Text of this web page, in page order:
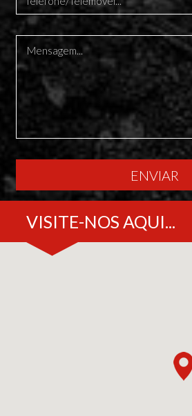
ENVIAR
VISITE-NOS AQUI...